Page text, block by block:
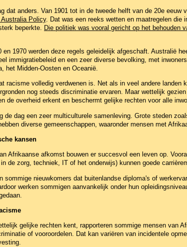
dat anders. Van 1901 tot in de tweede helft van de 20e eeuw
Australia Policy. Dat was een reeks wetten en maatregelen die
beperkte. Die politiek was vooral gericht op het behouden
en 1970 werden deze regels geleidelijk afgeschaft. Australië
immigratiebeleid en een zeer diverse bevolking, met
het Midden-Oosten en Oceanië.
racisme volledig verdwenen is. Net als in veel andere landen
nog steeds discriminatie ervaren. Maar wettelijk
de overheid erkent en beschermt gelijke rechten voor alle
de dag een zeer multiculturele samenleving. Grote steden
diverse gemeenschappen, waaronder mensen met
kansen
Afrikaanse afkomst bouwen er succesvol een leven op.
de zorg, techniek, IT of het onderwijs) kunnen goede
sommige nieuwkomers dat buitenlandse diploma's of
werken sommigen aanvankelijk onder hun
gelijke rechten kent, rapporteren sommige mensen van
of vooroordelen. Dat kan variëren van incidentele